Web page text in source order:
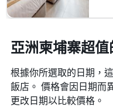
平
均
格
距
離
訂
日
的
天
數
此
亞洲柬埔寨超
根據你所選取的日期，
飯店。 價格會因日期而
更改日期以比較價格。